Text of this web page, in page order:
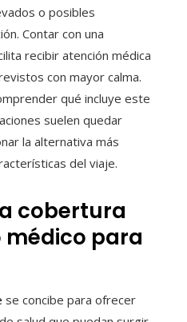
o posibles
Contar con una
recibir atención médica
con mayor calma.
qué incluye este
suelen quedar
la alternativa más
del viaje.
cobertura
médico para
se concibe para ofrecer